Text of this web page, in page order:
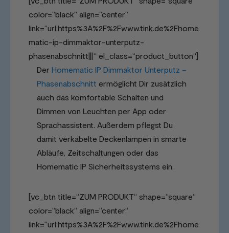
color=“black“ align=“center“
link=“url:https%3A%2F%2Fwww.tink.de%2Fhome
matic-ip-dimmaktor-unterputz-
phasenabschnitt|||“ el_class=“product_button“]
Der Homematic IP Dimmaktor Unterputz –
Phasenabschnitt ermöglicht Dir zusätzlich
auch das komfortable Schalten und
Dimmen von Leuchten per App oder
Sprachassistent. Außerdem pflegst Du
damit verkabelte Deckenlampen in smarte
Abläufe, Zeitschaltungen oder das
Homematic IP Sicherheitssystems ein.
[vc_btn title=“ZUM PRODUKT“ shape=“square“
color=“black“ align=“center“
link=“url:https%3A%2F%2Fwww.tink.de%2Fhome